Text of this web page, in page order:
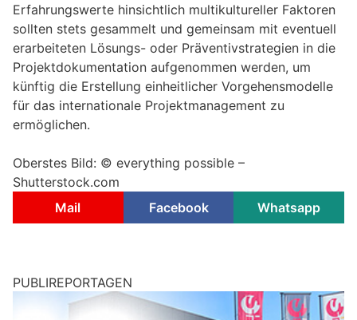
Erfahrungswerte hinsichtlich multikultureller Faktoren
sollten stets gesammelt und gemeinsam mit eventuell
erarbeiteten Lösungs- oder Präventivstrategien in die
Projektdokumentation aufgenommen werden, um
künftig die Erstellung einheitlicher Vorgehensmodelle
für das internationale Projektmanagement zu
ermöglichen.
Oberstes Bild: © everything possible –
Shutterstock.com
Mail
Facebook Whatsapp
PUBLIREPORTAGEN